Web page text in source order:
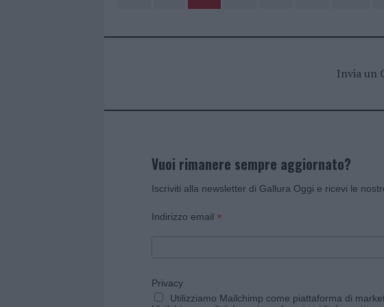
Invia un
Vuoi rimanere sempre aggiornato?
Iscriviti alla newsletter di Gallura Oggi e ricevi le
Indirizzo email *
Privacy
Utilizziamo Mailchimp come piattaforma di